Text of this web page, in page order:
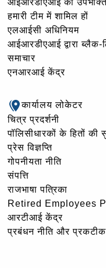
आईआरडीएआई की उपभोक्ता
हमारी टीम में शामिल हों
एलआईसी अधिनियम
आईआरडीएआई द्वारा
समाचार
एनआरआई केंद्र
कार्यालय लोकेटर
चित्र प्रदर्शनी
पॉलिसीधारकों के हितों की
प्रेस विज्ञप्ति
गोपनीयता नीति
संपत्ति
राजभाषा पत्रिका
Retired Employees
आरटीआई केंद्र
प्रबंधन नीति और